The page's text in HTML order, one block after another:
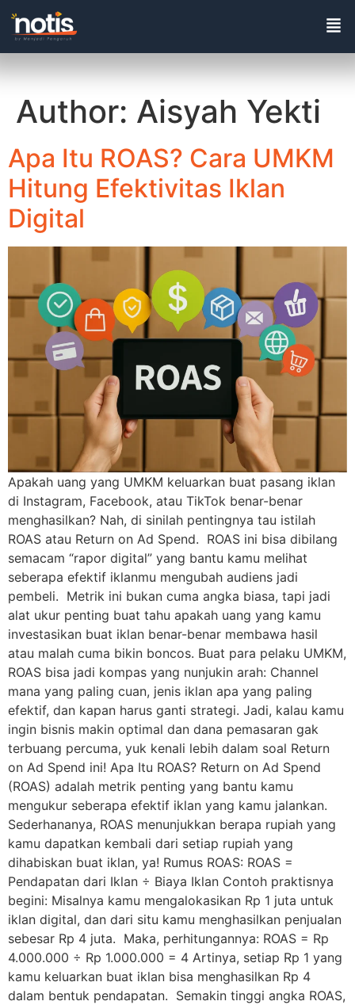
Author: Aisyah Yekti
Apa Itu ROAS? Cara UMKM
Hitung Efektivitas Iklan
Digital
Apakah uang yang UMKM keluarkan buat pasang iklan
di Instagram, Facebook, atau TikTok benar-benar
menghasilkan? Nah, di sinilah pentingnya tau istilah
ROAS atau Return on Ad Spend. ROAS ini bisa dibilang
semacam “rapor digital” yang bantu kamu melihat
seberapa efektif iklanmu mengubah audiens jadi
pembeli. Metrik ini bukan cuma angka biasa, tapi jadi
alat ukur penting buat tahu apakah uang yang kamu
investasikan buat iklan benar-benar membawa hasil
atau malah cuma bikin boncos. Buat para pelaku UMKM,
ROAS bisa jadi kompas yang nunjukin arah: Channel
mana yang paling cuan, jenis iklan apa yang paling
efektif, dan kapan harus ganti strategi. Jadi, kalau kamu
ingin bisnis makin optimal dan dana pemasaran gak
terbuang percuma, yuk kenali lebih dalam soal Return
on Ad Spend ini! Apa Itu ROAS? Return on Ad Spend
(ROAS) adalah metrik penting yang bantu kamu
mengukur seberapa efektif iklan yang kamu jalankan.
Sederhananya, ROAS menunjukkan berapa rupiah yang
kamu dapatkan kembali dari setiap rupiah yang
dihabiskan buat iklan, ya! Rumus ROAS: ROAS =
Pendapatan dari Iklan ÷ Biaya Iklan Contoh praktisnya
begini: Misalnya kamu mengalokasikan Rp 1 juta untuk
iklan digital, dan dari situ kamu menghasilkan penjualan
sebesar Rp 4 juta. Maka, perhitungannya: ROAS = Rp
4.000.000 ÷ Rp 1.000.000 = 4 Artinya, setiap Rp 1 yang
kamu keluarkan buat iklan bisa menghasilkan Rp 4
dalam bentuk pendapatan. Semakin tinggi angka ROAS,